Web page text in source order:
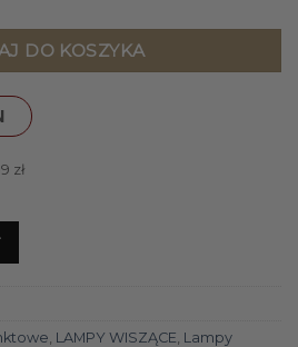
DO KOSZYKA
zł
LAMPY WISZĄCE Lampy